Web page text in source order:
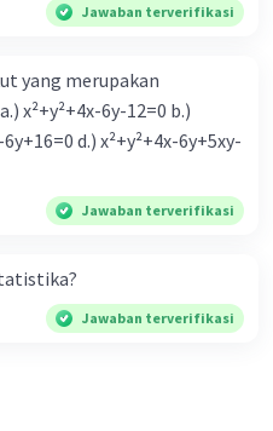
Jawaban terverifikasi
yang merupakan
d.) x²+y²+4x-6y+5xy-
Jawaban terverifikasi
Jawaban terverifikasi